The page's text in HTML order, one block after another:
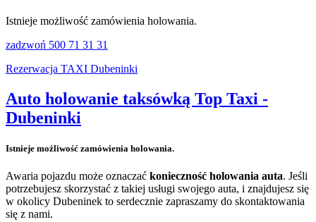
Istnieje możliwość zamówienia holowania.
zadzwoń 500 71 31 31
Rezerwacja TAXI Dubeninki
Auto holowanie taksówką Top Taxi -
Dubeninki
Istnieje możliwość zamówienia holowania.
Awaria pojazdu może oznaczać konieczność holowania auta. Jeśli
potrzebujesz skorzystać z takiej usługi swojego auta, i znajdujesz się
w okolicy Dubeninek to serdecznie zapraszamy do skontaktowania
się z nami.